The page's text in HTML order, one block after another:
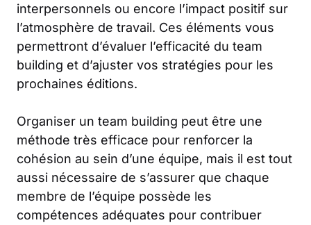
interpersonnels ou encore l’impact positif sur
l’atmosphère de travail. Ces éléments vous
permettront d’évaluer l’efficacité du team
building et d’ajuster vos stratégies pour les
prochaines éditions.
Organiser un team building peut être une
méthode très efficace pour renforcer la
cohésion au sein d’une équipe, mais il est tout
aussi nécessaire de s’assurer que chaque
membre de l’équipe possède les
compétences adéquates pour contribuer